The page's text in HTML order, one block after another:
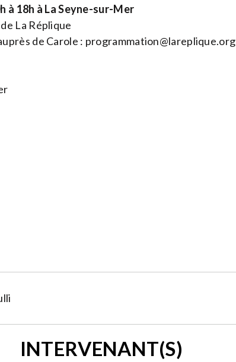
à 18h à La Seyne-sur-Mer
La Réplique
de Carole : programmation@lareplique.org
INTERVENANT(S)